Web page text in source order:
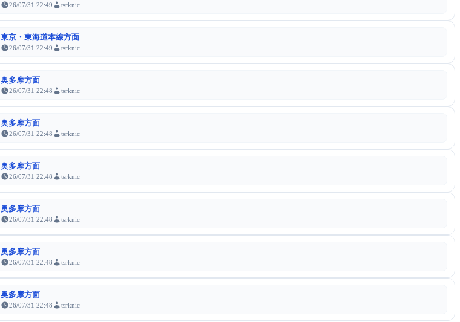
26/07/31 22:49 tsrknic
東京・東海道本線方面
26/07/31 22:49 tsrknic
奥多摩方面
26/07/31 22:48 tsrknic
奥多摩方面
26/07/31 22:48 tsrknic
奥多摩方面
26/07/31 22:48 tsrknic
奥多摩方面
26/07/31 22:48 tsrknic
奥多摩方面
26/07/31 22:48 tsrknic
奥多摩方面
26/07/31 22:48 tsrknic